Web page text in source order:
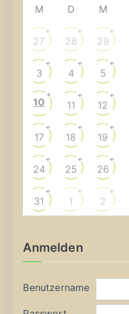
M D M
27
+
28
+
29
+
3
+
4
+
5
+
10
+
11
+
12
+
17
+
18
+
19
+
24
+
25
+
26
+
31
+
1
+
2
+
Anmelden
Benutzername